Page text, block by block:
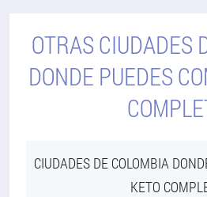
OTRAS CIUDADES
DONDE PUEDES
CIUDADES DE COLOMBIA
KETO